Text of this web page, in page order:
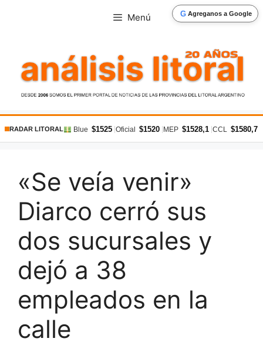
G Agreganos a Google
Menú
RADAR LITORAL Blue $1525 Oficial $1520 MEP $1528,1 CCL $1580,7
«Se veía venir»
Diarco cerró sus
dos sucursales y
dejó a 38
empleados en la
calle